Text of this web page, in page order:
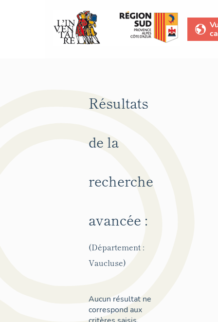
Résultats
de la
recherche
avancée :
(Département :
Vaucluse)
Aucun résultat ne
correspond aux